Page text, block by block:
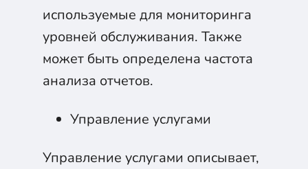
используемые для мониторинга
уровней обслуживания. Также
может быть определена частота
анализа отчетов.
Управление услугами
Управление услугами описывает,